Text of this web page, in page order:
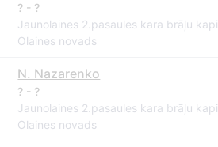
? - ?
Jaunolaines 2.pasaules kara brāļu kapi
Olaines novads
N. Nazarenko
? - ?
Jaunolaines 2.pasaules kara brāļu kapi
Olaines novads